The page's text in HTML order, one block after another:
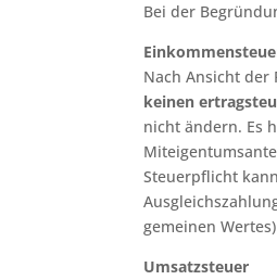
Bei der
Nach Ansicht
keinen
nicht ändern. Es
Steuerpflicht
gemeinen
Umsatzsteuer